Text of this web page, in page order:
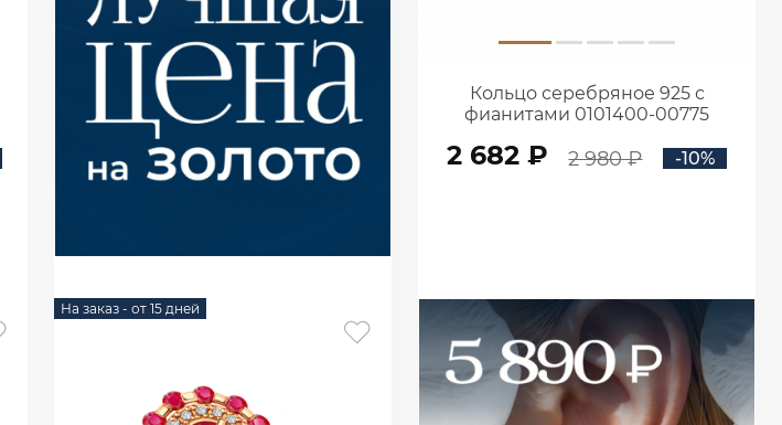
Кольцо серебряное 925 с
фианитами 0101400-00775
2 682 ₽ 2 980 ₽ -10%
На заказ - от 15 дней